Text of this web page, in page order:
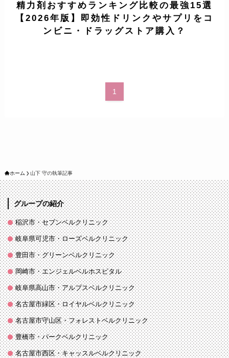
精力剤おすすめランキング比較の最強15選
【2026年版】即効性ドリンクやサプリをコ
ンビニ・ドラッグストア購入？
1
ホーム 山下 守の執筆記事
グループの紹介
稲沢市・セブンベルクリニック
岐阜県可児市・ローズベルクリニック
豊田市・グリーンベルクリニック
岡崎市・エンジェルベルホスピタル
岐阜県高山市・アルプスベルクリニック
名古屋市緑区・ロイヤルベルクリニック
名古屋市守山区・フォレストベルクリニック
豊橋市・パークベルクリニック
名古屋市西区・キャッスルベルクリニック